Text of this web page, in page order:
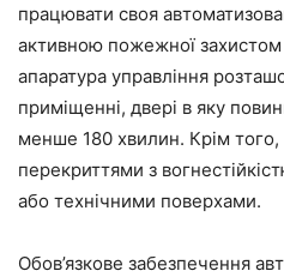
працювати своя
активною пожежної
апаратура управління
приміщенні, двері в яку
менше 180 хвилин. Крім того,
перекриттями з
або технічними поверхами.
Обов’язкове забезпечення